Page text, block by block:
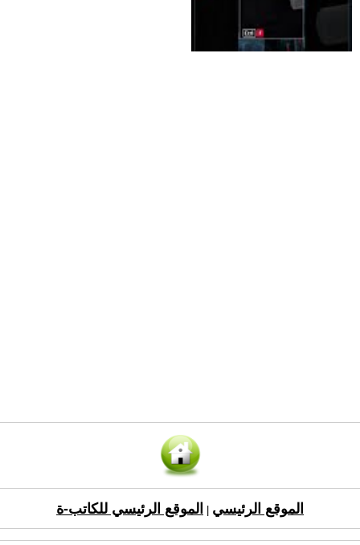
الموقع الرئيسي الموقع الرئيسي للكاتب-ة